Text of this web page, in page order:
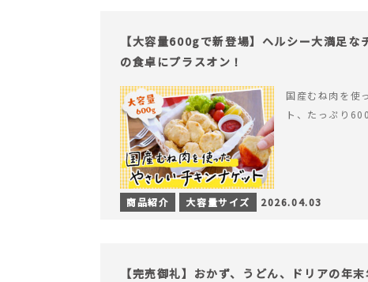
【大容量600gで新登場】ヘルシー大満足な
の食卓にプラスオン！
国産むね肉を使
ト、たっぷり
商品紹介 大容量サイズ 2026.04.03
【完売御礼】おかず、うどん、ドリアの年